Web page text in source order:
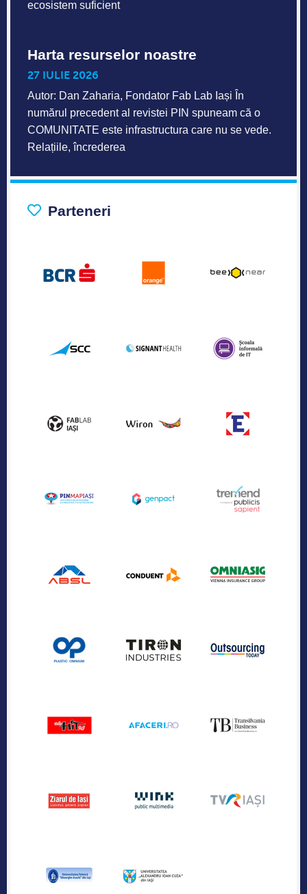
ecosistem suficient
Harta resurselor noastre
27 IULIE 2026
Autor: Dan Zaharia, Fondator Fab Lab Iași În
numărul precedent al revistei PIN spuneam că o
COMUNITATE este infrastructura care nu se vede.
Relațiile, încrederea
Parteneri